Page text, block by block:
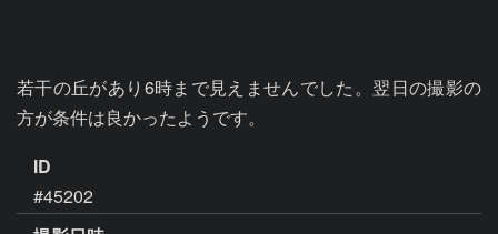
若干の丘があり6時まで見えませんでした。翌日の撮影の
方が条件は良かったようです。
ID
#45202